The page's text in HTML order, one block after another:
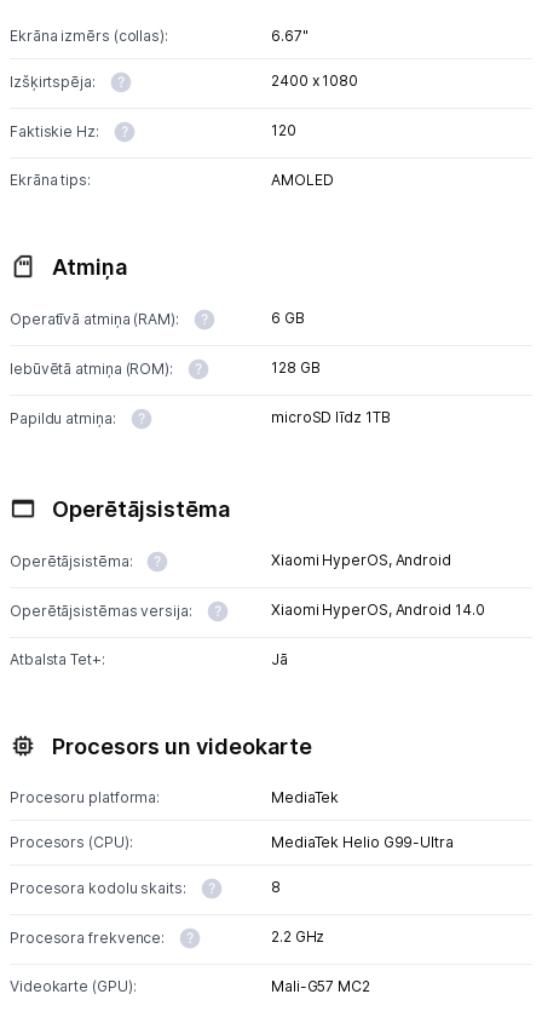
Ekrāna izmērs (collas): 6.67"
Izšķirtspēja: 2400 x 1080
Faktiskie Hz: 120
Ekrāna tips: AMOLED
Atmiņa
Operatīvā atmiņa (RAM): 6 GB
Iebūvētā atmiņa (ROM): 128 GB
Papildu atmiņa: microSD līdz 1TB
Operētājsistēma
Operētājsistēma: Xiaomi HyperOS, Android
Operētājsistēmas versija: Xiaomi HyperOS, Android 14.0
Atbalsta Tet+: Jā
Procesors un videokarte
Procesoru platforma: MediaTek
Procesors (CPU): MediaTek Helio G99-Ultra
Procesora kodolu skaits: 8
Procesora frekvence: 2.2 GHz
Videokarte (GPU): Mali-G57 MC2